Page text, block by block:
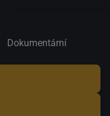
Dokumentární